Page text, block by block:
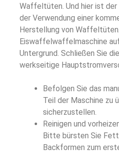
Waffeltüten. Und hier ist
der Verwendung einer
Herstellung von Waffeltüten.
Eiswaffelwaffelmaschine
Untergrund. Schließen Sie
werkseitige
Befolgen Sie das
Teil der Maschine zu
sicherzustellen.
Reinigen und
Bitte bürsten Sie
Backformen zum